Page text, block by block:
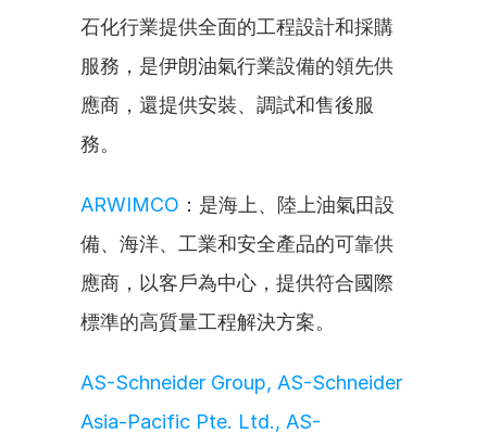
石化行業提供全面的工程設計和採購
服務，是伊朗油氣行業設備的領先供
應商，還提供安裝、調試和售後服
務。
ARWIMCO ：是海上、陸上油氣田設
備、海洋、工業和安全產品的可靠供
應商，以客戶為中心，提供符合國際
標準的高質量工程解決方案。
AS-Schneider Group, AS-Schneider
Asia-Pacific Pte. Ltd., AS-